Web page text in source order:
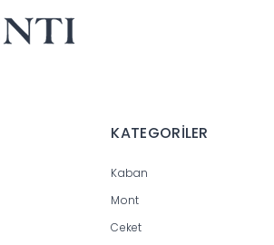
KATEGORİLER
Kaban
Mont
Ceket